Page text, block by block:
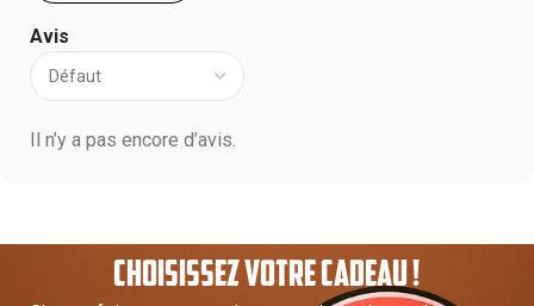
Avis
Il n’y a pas encore d’avis.
CHOISISSEZ VOTRE CADEAU !